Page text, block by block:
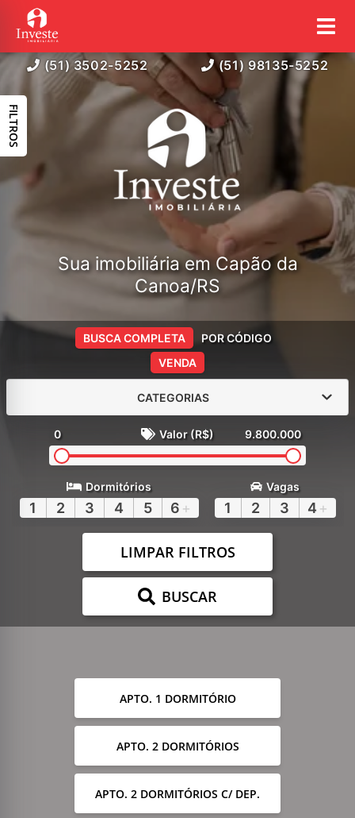
(51) 3502-5252 (51) 98135-5252
Sua imobiliária em Capão da
Canoa/RS
VENDA
BUSCA COMPLETA POR CÓDIGO
CATEGORIAS
0 Valor (R$) 9.800.000
Dormitórios
1 2 3 4 5 6 +
Vagas
1 2 3 4 +
LIMPAR FILTROS
BUSCAR
APTO. 1 DORMITÓRIO
APTO. 2 DORMITÓRIOS
APTO. 2 DORMITÓRIOS C/ DEP.
FILTROS